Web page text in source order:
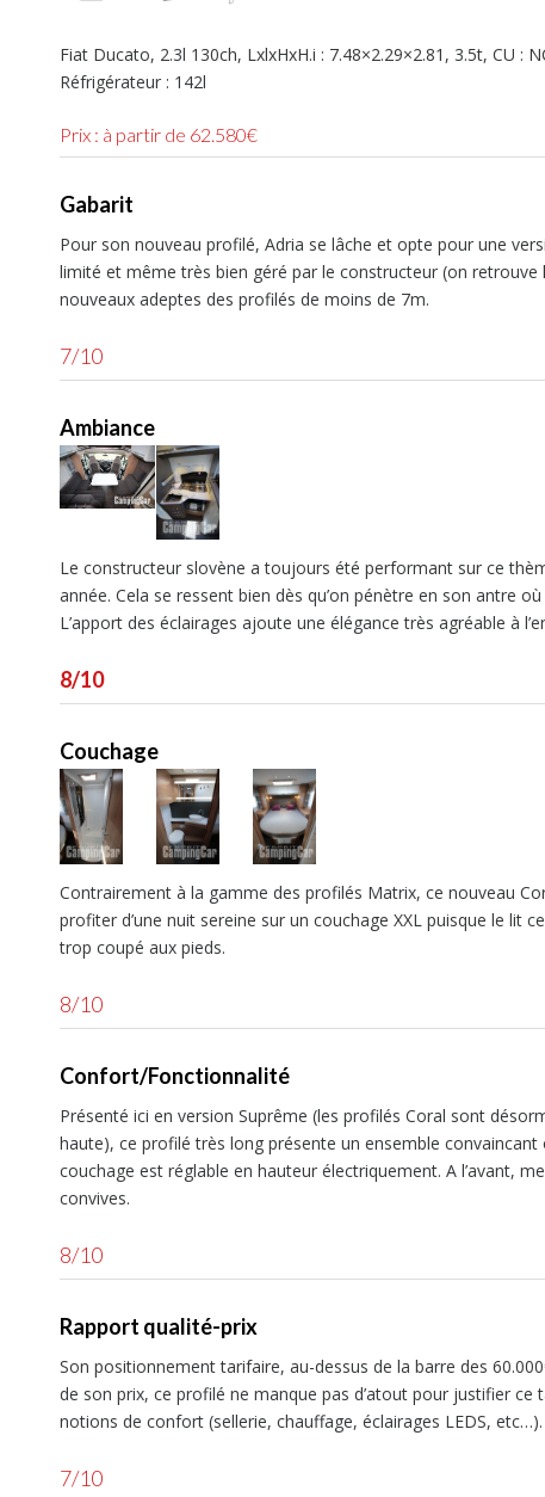
Fiat Ducato, 2.3l 130ch, LxlxHxH.i : 7.48×2.29×2.81, 3.5t, CU :
Réfrigérateur : 142l
Prix : à partir de 62.580€
Gabarit
Pour son nouveau profilé, Adria se lâche et opte pour une
limité et même très bien géré par le constructeur (on
nouveaux adeptes des profilés de moins de 7m.
7/10
Ambiance
Le constructeur slovène a toujours été performant sur ce
année. Cela se ressent bien dès qu’on pénètre en son antre
L’apport des éclairages ajoute une élégance très agréable à
8/10
Couchage
Contrairement à la gamme des profilés Matrix, ce nouveau
profiter d’une nuit sereine sur un couchage XXL puisque le lit
trop coupé aux pieds.
8/10
Confort/Fonctionnalité
Présenté ici en version Suprême (les profilés Coral sont
haute), ce profilé très long présente un ensemble
couchage est réglable en hauteur électriquement. A l’avant,
convives.
8/10
Rapport qualité-prix
Son positionnement tarifaire, au-dessus de la barre des
de son prix, ce profilé ne manque pas d’atout pour justifier
notions de confort (sellerie, chauffage, éclairages LEDS, etc…).
7/10